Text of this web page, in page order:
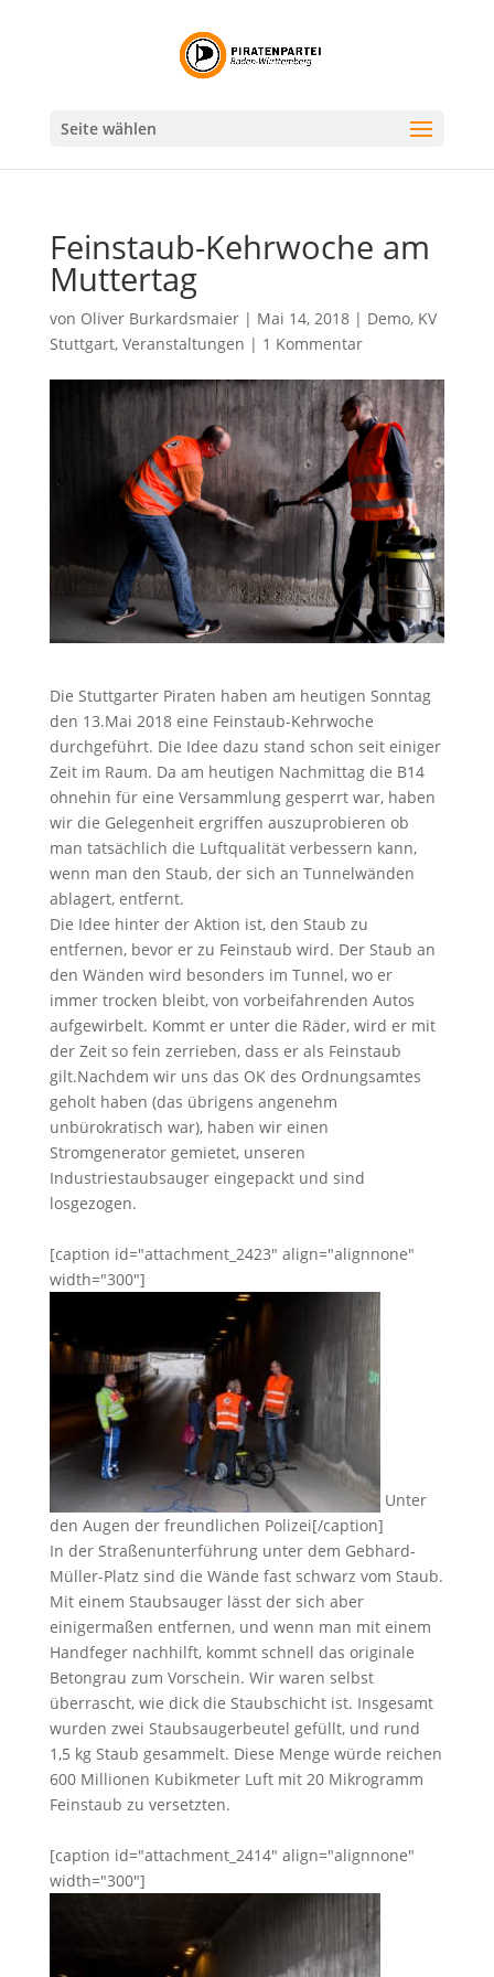
Seite wählen
Feinstaub-Kehrwoche am
Muttertag
von Oliver Burkardsmaier| Mai 14, 2018| Demo, KV
Stuttgart, Veranstaltungen | 1 Kommentar
Die Stuttgarter Piraten haben am heutigen Sonntag
den 13.Mai 2018 eine Feinstaub-Kehrwoche
durchgeführt. Die Idee dazu stand schon seit einiger
Zeit im Raum. Da am heutigen Nachmittag die B14
ohnehin für eine Versammlung gesperrt war, haben
wir die Gelegenheit ergriffen auszuprobieren ob
man tatsächlich die Luftqualität verbessern kann,
wenn man den Staub, der sich an Tunnelwänden
ablagert, entfernt.
Die Idee hinter der Aktion ist, den Staub zu
entfernen, bevor er zu Feinstaub wird. Der Staub an
den Wänden wird besonders im Tunnel, wo er
immer trocken bleibt, von vorbeifahrenden Autos
aufgewirbelt. Kommt er unter die Räder, wird er mit
der Zeit so fein zerrieben, dass er als Feinstaub
gilt.Nachdem wir uns das OK des Ordnungsamtes
geholt haben (das übrigens angenehm
unbürokratisch war), haben wir einen
Stromgenerator gemietet, unseren
Industriestaubsauger eingepackt und sind
losgezogen.
[caption id="attachment_2423" align="alignnone"
width="300"]
Unter
den Augen der freundlichen Polizei[/caption]
In der Straßenunterführung unter dem Gebhard-
Müller-Platz sind die Wände fast schwarz vom Staub.
Mit einem Staubsauger lässt der sich aber
einigermaßen entfernen, und wenn man mit einem
Handfeger nachhilft, kommt schnell das originale
Betongrau zum Vorschein. Wir waren selbst
überrascht, wie dick die Staubschicht ist. Insgesamt
wurden zwei Staubsaugerbeutel gefüllt, und rund
1,5 kg Staub gesammelt. Diese Menge würde reichen
600 Millionen Kubikmeter Luft mit 20 Mikrogramm
Feinstaub zu versetzten.
[caption id="attachment_2414" align="alignnone"
width="300"]